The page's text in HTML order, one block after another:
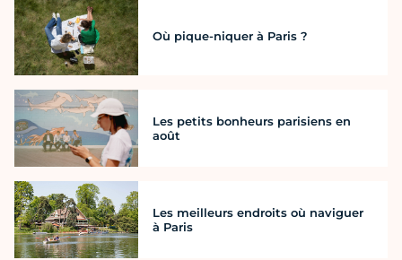
Où pique-niquer à Paris ?
Les petits bonheurs parisiens en
août
Les meilleurs endroits où naviguer
à Paris